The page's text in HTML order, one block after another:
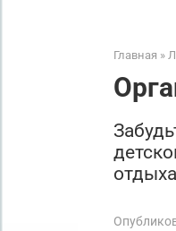
Главная »